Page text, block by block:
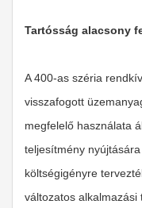
Tartósság alacsony
A 400-as széria
visszafogott
megfelelő használata
teljesítmény
költségigényre
változatos alkalmazási